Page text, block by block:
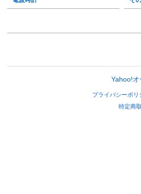
Yahoo!
プライバシーポリ
特定商